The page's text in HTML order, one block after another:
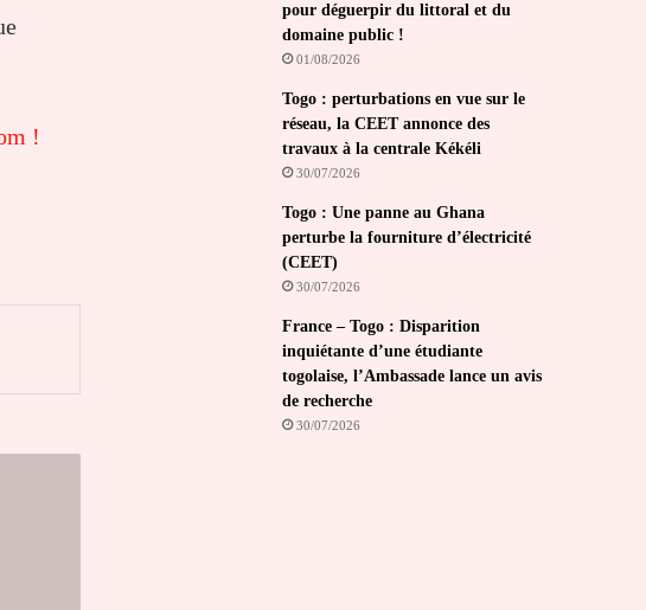
!
pour déguerpir du littoral et du
domaine public !
01/08/2026
Togo : perturbations en vue sur le
réseau, la CEET annonce des
travaux à la centrale Kékéli
30/07/2026
Togo : Une panne au Ghana
perturbe la fourniture d’électricité
(CEET)
30/07/2026
France – Togo : Disparition
inquiétante d’une étudiante
togolaise, l’Ambassade lance un avis
de recherche
30/07/2026